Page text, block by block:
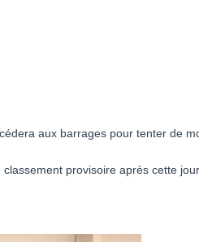
aux barrages pour tenter de
provisoire après cette